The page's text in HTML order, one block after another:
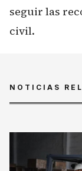
seguir las
civil.
NOTICIAS